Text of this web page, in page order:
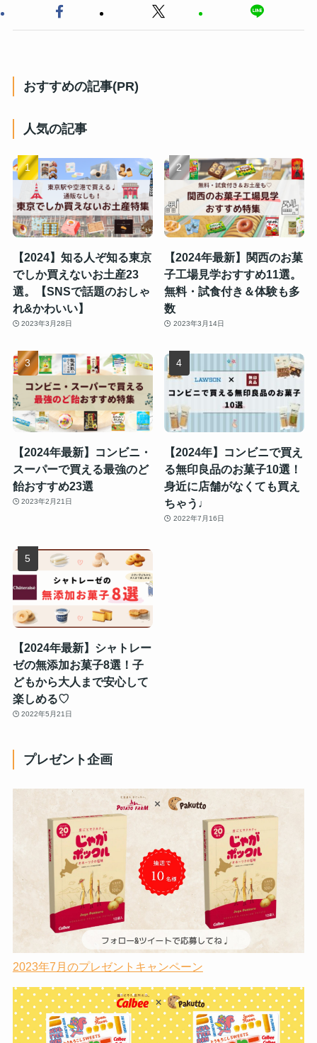
おすすめの記事(PR)
人気の記事
【2024】知る人ぞ知る東京
でしか買えないお土産23
選。【SNSで話題のおしゃ
れ&かわいい】
2023年3月28日
【2024年最新】関西のお菓
子工場見学おすすめ11選。
無料・試食付き＆体験も多
数
2023年3月14日
【2024年最新】コンビニ・
スーパーで買える最強のど
飴おすすめ23選
2023年2月21日
【2024年】コンビニで買え
る無印良品のお菓子10選！
身近に店舗がなくても買え
ちゃう♩
2022年7月16日
【2024年最新】シャトレー
ゼの無添加お菓子8選！子
どもから大人まで安心して
楽しめる♡
2022年5月21日
プレゼント企画
2023年7月のプレゼントキャンペーン